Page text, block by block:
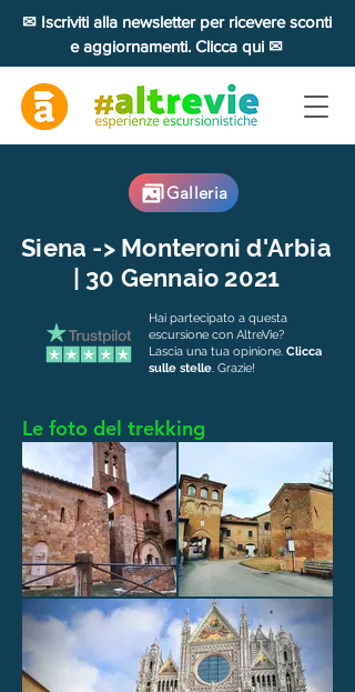
✉ Iscriviti alla newsletter per ricevere sconti
e aggiornamenti. Clicca qui ✉
Galleria
Siena -> Monteroni d'Arbia
| 30 Gennaio 2021
Hai partecipato a questa
escursione con AltreVie?
Lascia una tua opinione. Clicca
sulle stelle. Grazie!
Le foto del trekking